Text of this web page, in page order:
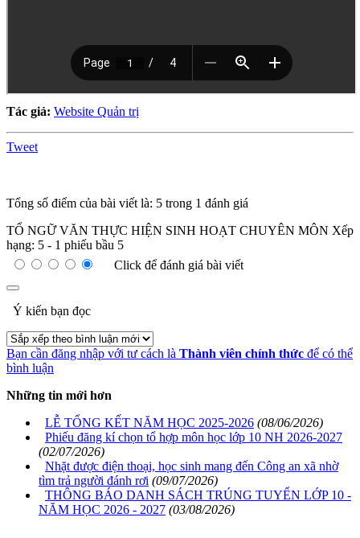
Tác giả: Website Quản trị
Tweet
Tổng số điểm của bài viết là: 5 trong 1 đánh giá
TỔ NGỮ VĂN THỰC HIỆN SINH HOẠT CHUYÊN MÔN Xếp
hạng: 5 - 1 phiếu bầu 5
Click để đánh giá bài viết
Ý kiến bạn đọc
Bạn cần đăng nhập với tư cách là Thành viên chính thức để có thể
bình luận
Những tin mới hơn
LỄ TỔNG KẾT NĂM HỌC 2025-2026 (08/06/2026)
Phiếu đăng kí chọn tổ hợp môn học lớp 10 NH 2026-2027
(02/07/2026)
Nhặt được điện thoại, học sinh mang đến Công an xã nhờ
tìm trả người đánh rơi (09/07/2026)
THÔNG BÁO DANH SÁCH TRÚNG TUYỂN LỚP 10 -
NĂM HỌC 2026 - 2027 (03/08/2026)